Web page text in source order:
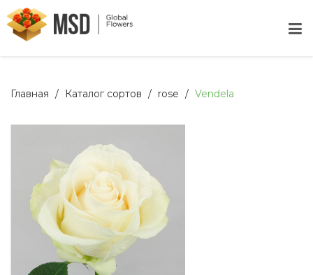
Главная Каталог сортов rose Vendela